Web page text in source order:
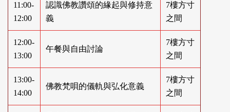
11:00-
12:00
認識佛教讚頌的緣起與修持意
義
7樓方寸
之間
12:00-
13:00
午餐與自由討論
7樓方寸
之間
13:00-
14:00
佛教梵唄的儀軌與弘化意義
7樓方寸
之間